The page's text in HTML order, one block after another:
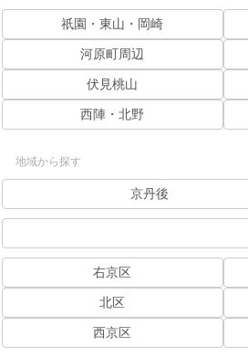
祇園・東山・岡崎
河原町周辺
伏見桃山
西陣・北野
地域から探す
京丹後
右京区
北区
西京区